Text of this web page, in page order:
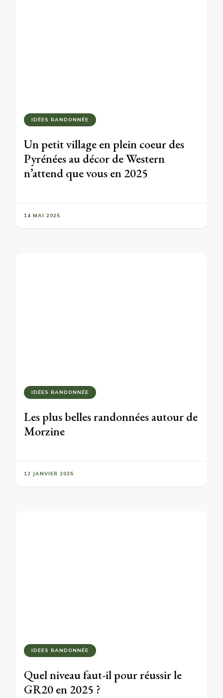
IDÉES RANDONNÉE
Un petit village en plein coeur des
Pyrénées au décor de Western
n’attend que vous en 2025
14 MAI 2025
IDÉES RANDONNÉE
Les plus belles randonnées autour de
Morzine
12 JANVIER 2025
IDÉES RANDONNÉE
Quel niveau faut-il pour réussir le
GR20 en 2025 ?